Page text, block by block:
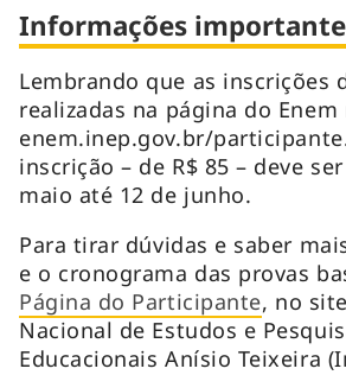
Informações
Lembrando que as inscrições
realizadas na página do
enem.inep.gov.br/
inscrição – de R$ 85 – deve
maio até 12 de junho.
Para tirar dúvidas e saber
e o cronograma das provas
Página do Participante, no
Nacional de Estudos e
Educacionais Anísio Teixeira